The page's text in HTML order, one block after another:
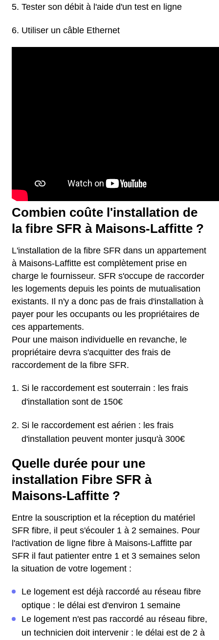
Tester son débit à l'aide d'un test en ligne
Utiliser un câble Ethernet
Combien coûte l'installation de
la fibre SFR à Maisons-Laffitte ?
L'installation de la fibre SFR dans un appartement
à Maisons-Laffitte est complètement prise en
charge le fournisseur. SFR s'occupe de raccorder
les logements depuis les points de mutualisation
existants. Il n'y a donc pas de frais d'installation à
payer pour les occupants ou les propriétaires de
ces appartements.
Pour une maison individuelle en revanche, le
propriétaire devra s'acquitter des frais de
raccordement de la fibre SFR.
Si le raccordement est souterrain : les frais
d'installation sont de 150€
Si le raccordement est aérien : les frais
d'installation peuvent monter jusqu'à 300€
Quelle durée pour une
installation Fibre SFR à
Maisons-Laffitte ?
Entre la souscription et la réception du matériel
SFR fibre, il peut s'écouler 1 à 2 semaines. Pour
l'activation de ligne fibre à Maisons-Laffitte par
SFR il faut patienter entre 1 et 3 semaines selon
la situation de votre logement :
Le logement est déjà raccordé au réseau fibre
optique : le délai est d'environ 1 semaine
Le logement n'est pas raccordé au réseau fibre,
un technicien doit intervenir : le délai est de 2 à